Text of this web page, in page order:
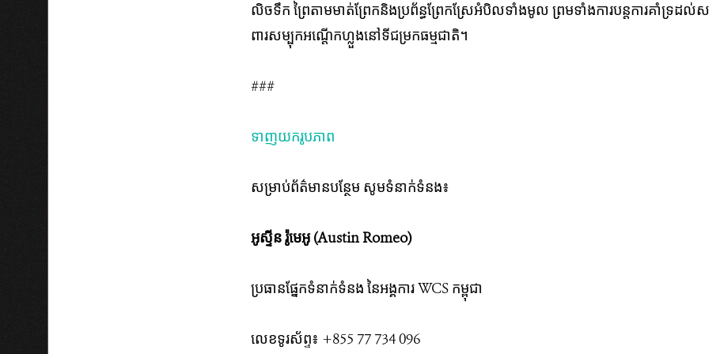
លិច​ទឹក ព្រៃតាមមាត់ព្រែកនិង​ប្រព័ន្ធ​ព្រែក​ស្រែ​អំបិល​ទាំង​មូល​ ព្រម​ទាំង​ការ​បន្ត​ការ​គាំ​ទ្រ​
ពារ​សម្បុក​អណ្តើក​ហ្លួង​នៅ​ទី​ជម្រក​ធម្មជាតិ​។
###
​ទាញ​យក​រូប​ភាព
សម្រាប់​ព័ត៌​មាន​បន្ថែម​ សូម​ទំនាក់​ទំនង​៖
អូស្ទីន រ៉ូមេអូ (Austin Romeo)
ប្រធាន​ផ្នែក​ទំនាក់ទំនង នៃ​អង្គការ WCS កម្ពុជា
លេខ​ទូរស័ព្ទ៖ +855 77 734 096